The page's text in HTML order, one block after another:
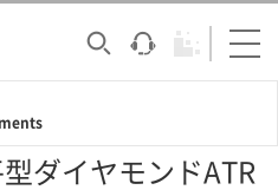
ダイヤモンドATR